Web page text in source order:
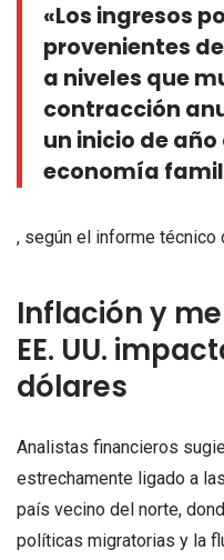
«Los ingresos
provenientes
a niveles que
contracción
un inicio de
economía
, según el informe técnico
Inflación y
EE. UU.
dólares
Analistas financieros
estrechamente ligado a
país vecino del norte,
políticas migratorias y la